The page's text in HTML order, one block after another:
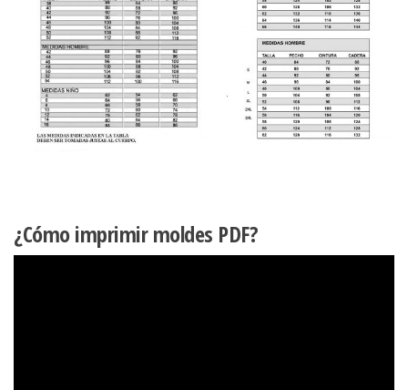
¿Cómo imprimir moldes PDF?